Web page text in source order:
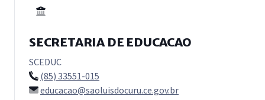
SECRETARIA DE EDUCACAO
SCEDUC
(85) 33551-015
educacao@saoluisdocuru.ce.gov.br